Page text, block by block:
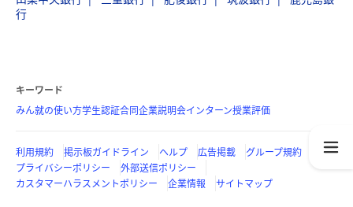
行
キーワード
みん就の使い方学生認証合同企業説明会インターン授業評価
利用規約 掲示板ガイドライン ヘルプ 広告掲載
グループ規約
プライバシーポリシー
外部送信ポリシー
カスタマーハラスメントポリシー
企業情報 サイトマップ